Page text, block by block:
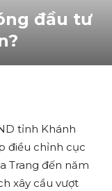
đầu tư
tỉnh Khánh
điều chỉnh cục
Trang đến năm
xây cầu vượt